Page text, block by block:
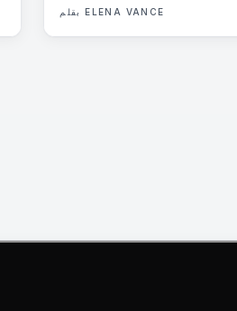
بقلم ELENA VANCE